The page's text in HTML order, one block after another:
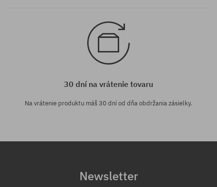
30 dní na vrátenie tovaru
Na vrátenie produktu máš 30 dní od dňa obdržania zásielky.
Newsletter